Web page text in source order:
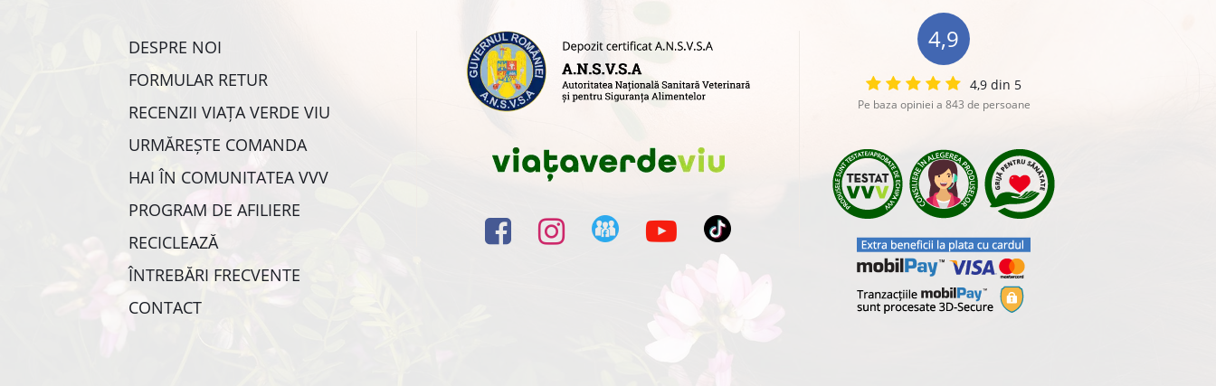
DESPRE NOI
FORMULAR RETUR
RECENZII VIAȚA VERDE VIU
URMĂREȘTE COMANDA
HAI ÎN COMUNITATEA VVV
PROGRAM DE AFILIERE
RECICLEAZĂ
ÎNTREBĂRI FRECVENTE
CONTACT
4,9
4,9 din 5
Pe baza opiniei a 843 de persoane